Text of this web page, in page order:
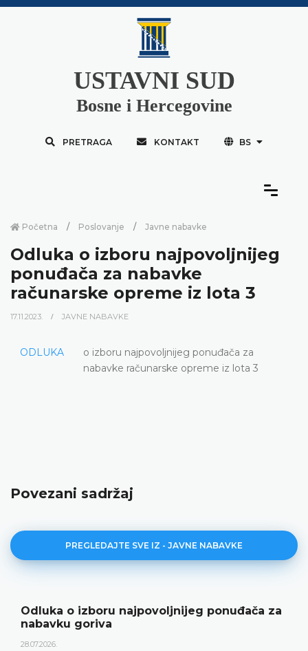
USTAVNI SUD
Bosne i Hercegovine
PRETRAGA KONTAKT BS
Početna Poslovanje Javne nabavke
Odluka o izboru najpovoljnijeg
ponuđača za nabavke
računarske opreme iz lota 3
17.11.2023. JAVNE NABAVKE
ODLUKA
o izboru najpovoljnijeg ponuđača za
nabavke računarske opreme iz lota 3
Povezani sadržaj
PREGLEDAJTE SVE IZ - JAVNE NABAVKE
Odluka o izboru najpovoljnijeg ponuđača za
nabavku goriva
28.07.2026.